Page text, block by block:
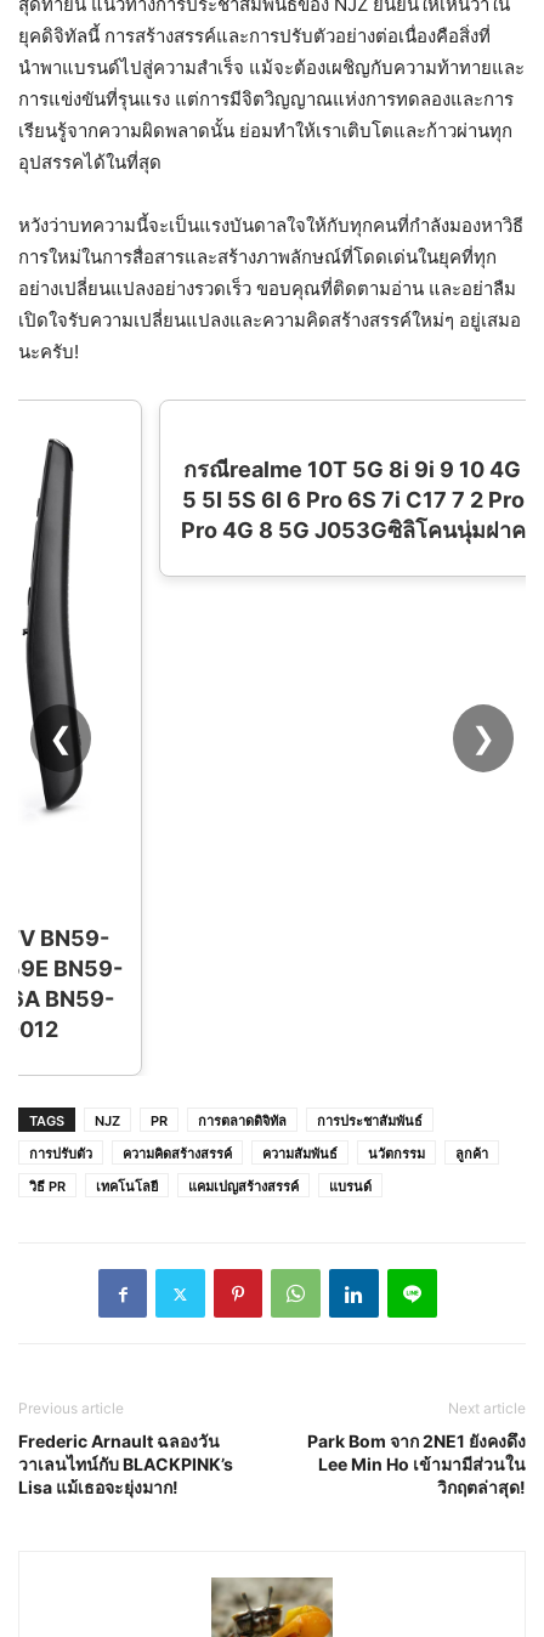
ยุคดิจิทัลนี้ การสร้างสรรค์และการปรับตัวอย่างต่อเนื่องคือสิ่งที่
นำพาแบรนด์ไปสู่ความสำเร็จ แม้จะต้องเผชิญกับความท้าทายและ
การแข่งขันที่รุนแรง แต่การมีจิตวิญญาณแห่งการทดลองและการ
เรียนรู้จากความผิดพลาดนั้น ย่อมทำให้เราเติบโตและก้าวผ่านทุก
อุปสรรคได้ในที่สุด
หวังว่าบทความนี้จะเป็นแรงบันดาลใจให้กับทุกคนที่กำลังมองหาวิธี
การใหม่ในการสื่อสารและสร้างภาพลักษณ์ที่โดดเด่นในยุคที่ทุก
อย่างเปลี่ยนแปลงอย่างรวดเร็ว ขอบคุณที่ติดตามอ่าน และอย่าลืม
เปิดใจรับความเปลี่ยนแปลงและความคิดสร้างสรรค์ใหม่ๆ อยู่เสมอ
นะครับ!
กรณีrealme 10T 5G 8i 9i 9 10 4G 10 Pro Plus
5 5I 5S 6I 6 Pro 6S 7i C17 7 2 Pro Narzo 20 8
Pro 4G 8 5G J053Gซิลิโคนนุ่มฝาครอบโทรศัพท์
❮ ❯
TAGS NJZ PR การตลาดดิจิทัล
การประชาสัมพันธ์
การปรับตัว
ความคิดสร้างสรรค์ ความสัมพันธ์ นวัตกรรม
ลูกค้า
วิธี PR
เทคโนโลยี แคมเปญสร้างสรรค์ แบรนด์
Previous article
Frederic Arnault ฉลองวัน
วาเลนไทน์กับ BLACKPINK’s
Lisa แม้เธอจะยุ่งมาก!
Next article
Park Bom จาก 2NE1 ยังคงดึง
Lee Min Ho เข้ามามีส่วนใน
วิกฤตล่าสุด!